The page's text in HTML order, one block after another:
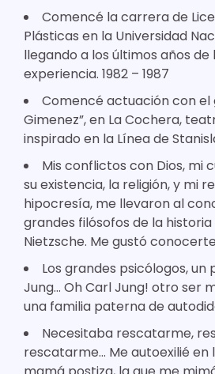
Comencé la carrera de
Plásticas en la Universidad
llegando a los últimos años
experiencia. 1982 – 1987
Comencé actuación con el
Gimenez”, en La Cochera,
inspirado en la Línea de
Mis conflictos con Dios, mi
su existencia, la religión, y mi
hipocresía, me llevaron al
grandes filósofos de la
Nietzsche. Me gustó
Los grandes psicólogos, un
Jung… Oh Carl Jung! otro ser
una familia paterna de
Necesitaba rescatarme,
rescatarme… Me autoexilié en